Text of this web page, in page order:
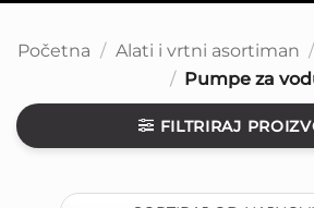
Početna / Alati i vrtni asortiman /
/ Pumpe za
FILTRIRAJ